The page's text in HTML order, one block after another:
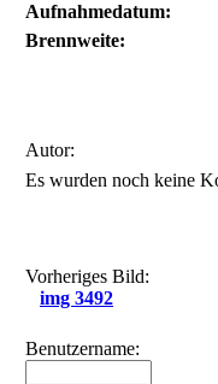
Aufnahmedatum:
Brennweite:
Autor:
Es wurden noch keine
Vorheriges Bild:
img 3492
Benutzername: